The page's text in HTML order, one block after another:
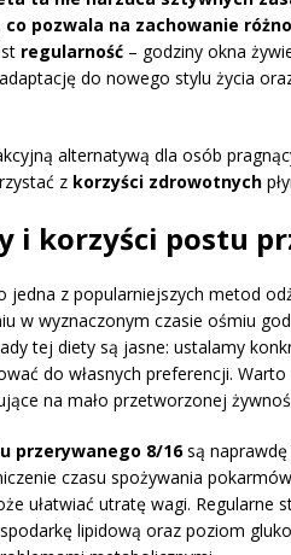
pozwala na zachowanie
regularność – godziny okna
do nowego stylu życia
alternatywą dla osób
z korzyści zdrowotnych
i korzyści postu
jedna z popularniejszych metod
w wyznaczonym czasie ośmiu
tej diety są jasne: ustalamy
do własnych preferencji.
na mało przetworzonej
przerywanego 8/16są naprawdę
czasu spożywania
ułatwiać utratę wagi.
lipidową oraz poziom